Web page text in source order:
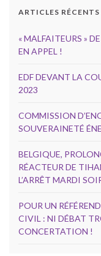
ARTICLES RÉCENTS
« MALFAITEURS »
EN APPEL !
EDF DEVANT LA
2023
COMMISSION
SOUVERAINETÉ
BELGIQUE,
RÉACTEUR DE
L’ARRÊT MARDI
POUR UN
CIVIL : NI DÉBAT
CONCERTATION !